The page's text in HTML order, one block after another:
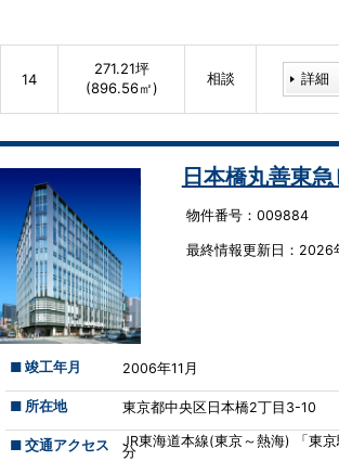
14
271.21坪
(896.56㎡)
相談 詳細
日本橋丸善東
物件番号：009884
最終情報更新⽇：2026
■ 竣工年月 2006年11月
■ 所在地 東京都中央区日本橋2丁目3-10
■ 交通アクセス JR東海道本線(東京～熱海) 「東
分